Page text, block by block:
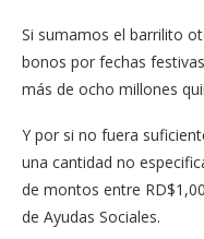
Si sumamos el barrilito
bonos por fe­chas
más de ocho millones
Y por si no fuera
una cantidad no
de montos entre
de Ayudas Sociales.